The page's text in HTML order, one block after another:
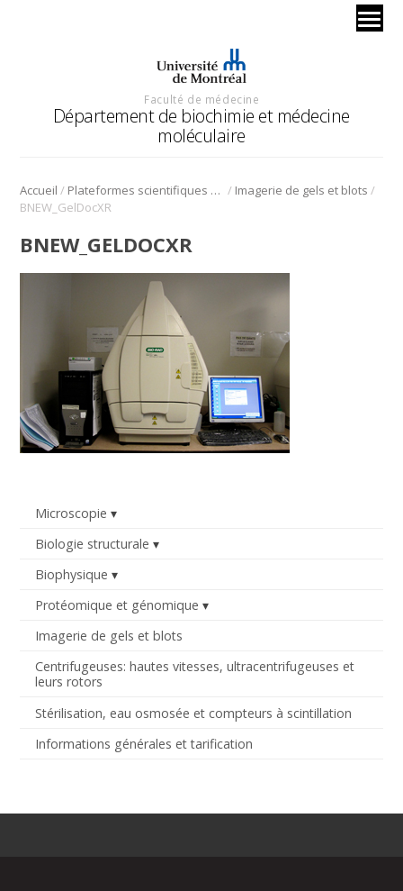
Faculté de médecine
Département de biochimie et médecine
moléculaire
Accueil / Plateformes scientifiques BMM / Imagerie de gels et blots /
BNEW_GelDocXR
Microscopie
Biologie structurale
Biophysique
Protéomique et génomique
Imagerie de gels et blots
Centrifugeuses: hautes vitesses, ultracentrifugeuses et
leurs rotors
Stérilisation, eau osmosée et compteurs à scintillation
Informations générales et tarification
BNEW_GELDOCXR